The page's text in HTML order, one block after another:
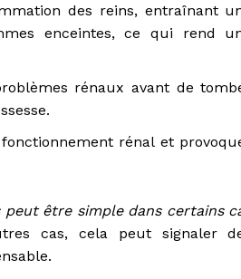
des reins, entraînant
enceintes, ce qui rend
rénaux avant de
rénal et
être simple dans certains
cas, cela peut signaler